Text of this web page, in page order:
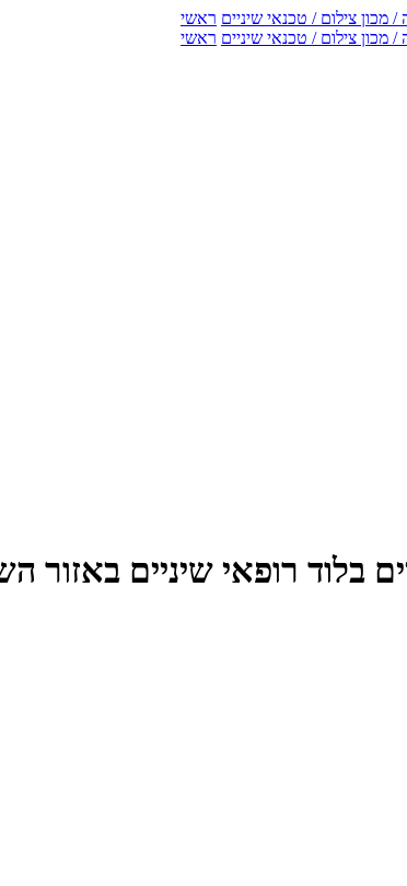
מכון צילום / טכנאי שיניים ראשי
מכון צילום / טכנאי שיניים ראשי
בלוד רופאי שיניים